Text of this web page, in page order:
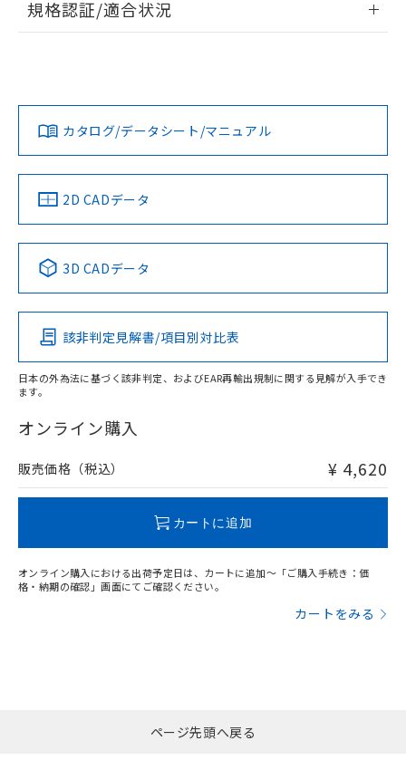
取りつけ穴加工図
サージオン電流耐量
EU RoHS 注意事項・凡例
対応済み
中国 RoHS 注意事項・凡例
Pb Hg Cd Cr(VI)
O
在庫等で未対応品が混在する可能性があります。
問い合わせください。
規格認証/適合状況
LR型式承認
（イギリス
船舶規格）
DNV型式承認
（ノルウェー
BV型式承認
（フランス
KR型式
（韓国
No No No No
この製品の規格認証/適合状況ページへ
その他の認証はこちらのページからご検索ください
カタログ/データシート/マニュアル
2D CADデータ
3D CADデータ
該非判定見解書/項目別対比表
日本の外為法に基づく該非判定、およびEAR再輸出規制に関する見解が入手でき
ます。
オンライン購入
販売価格（税込） ¥ 4,620
カートに追加
オンライン購入における出荷予定日は、カートに追加～「ご購入手続き：価
格・納期の確認」画面にてご確認ください。
カートをみる
欄に対応日を記載しておりました。
ページ先頭へ戻る